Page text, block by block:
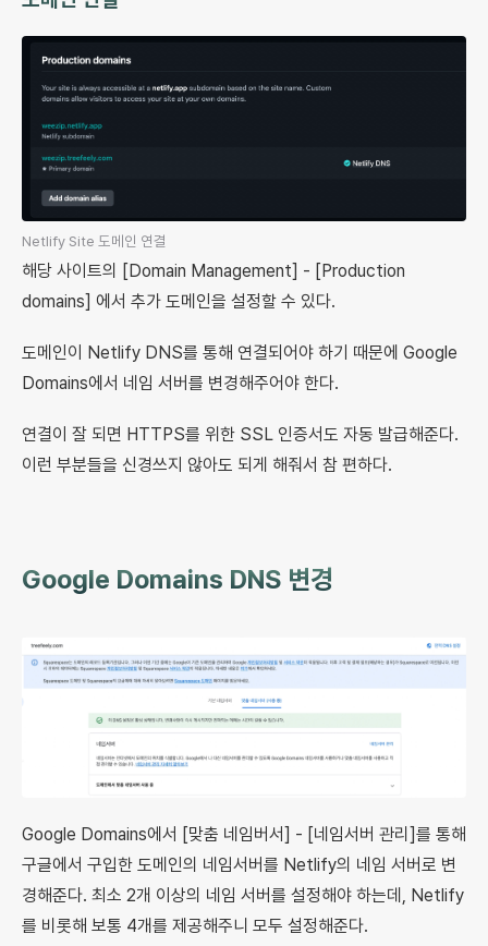
Netlify Site 도메인 연결
해당 사이트의 [Domain Management] - [Production
domains] 에서 추가 도메인을 설정할 수 있다.
도메인이 Netlify DNS를 통해 연결되어야 하기 때문에 Google
Domains에서 네임 서버를 변경해주어야 한다.
연결이 잘 되면 HTTPS를 위한 SSL 인증서도 자동 발급해준다.
이런 부분들을 신경쓰지 않아도 되게 해줘서 참 편하다.
Google Domains DNS 변경
Google Domains에서 [맞춤 네임버서] - [네임서버 관리]를 통해
구글에서 구입한 도메인의 네임서버를 Netlify의 네임 서버로 변
경해준다. 최소 2개 이상의 네임 서버를 설정해야 하는데, Netlify
를 비롯해 보통 4개를 제공해주니 모두 설정해준다.